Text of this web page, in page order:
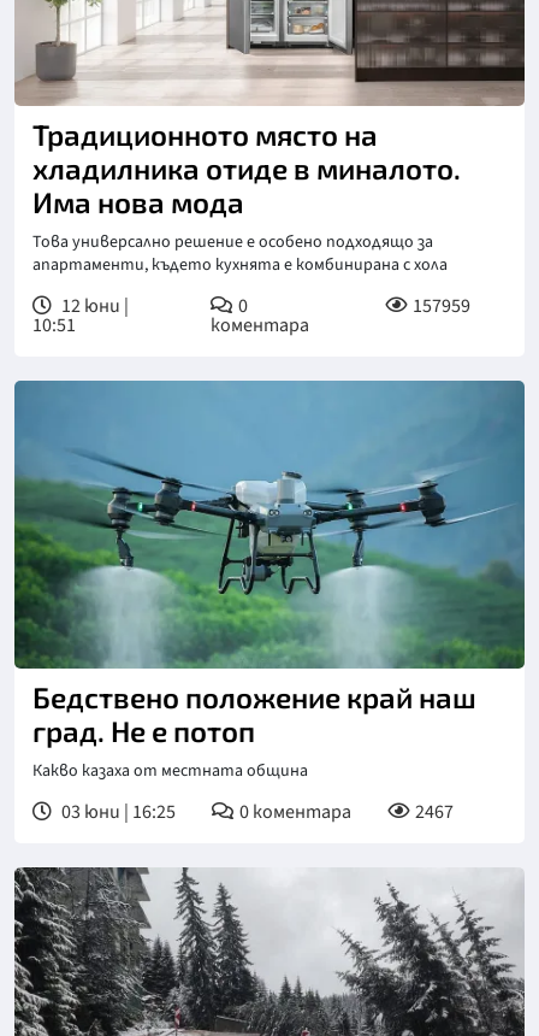
Традиционното място на
хладилника отиде в миналото.
Има нова мода
Това универсално решение е особено подходящо за
апартаменти, където кухнята е комбинирана с хола
12 юни |
10:51
0
коментара
157959
Бедствено положение край наш
град. Не е потоп
Какво казаха от местната община
03 юни | 16:25 0коментара 2467